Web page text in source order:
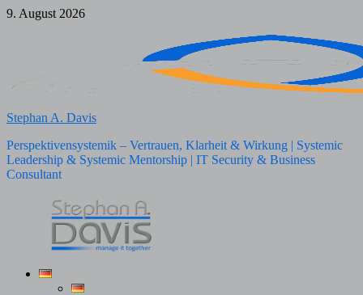
Zum
9. August 2026
Stephan A. Davis
Perspektivensystemik – Vertrauen, Klarheit & Wirkung | Systemic
Leadership & Systemic Mentorship | IT Security & Business
Consultant